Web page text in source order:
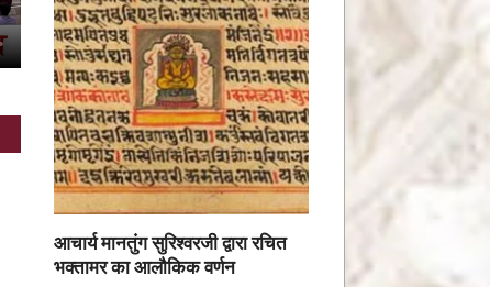
आचार्य मानतुंग सुरिश्वरजी द्वारा रचित
भक्तामर का आलौकिक वर्णन